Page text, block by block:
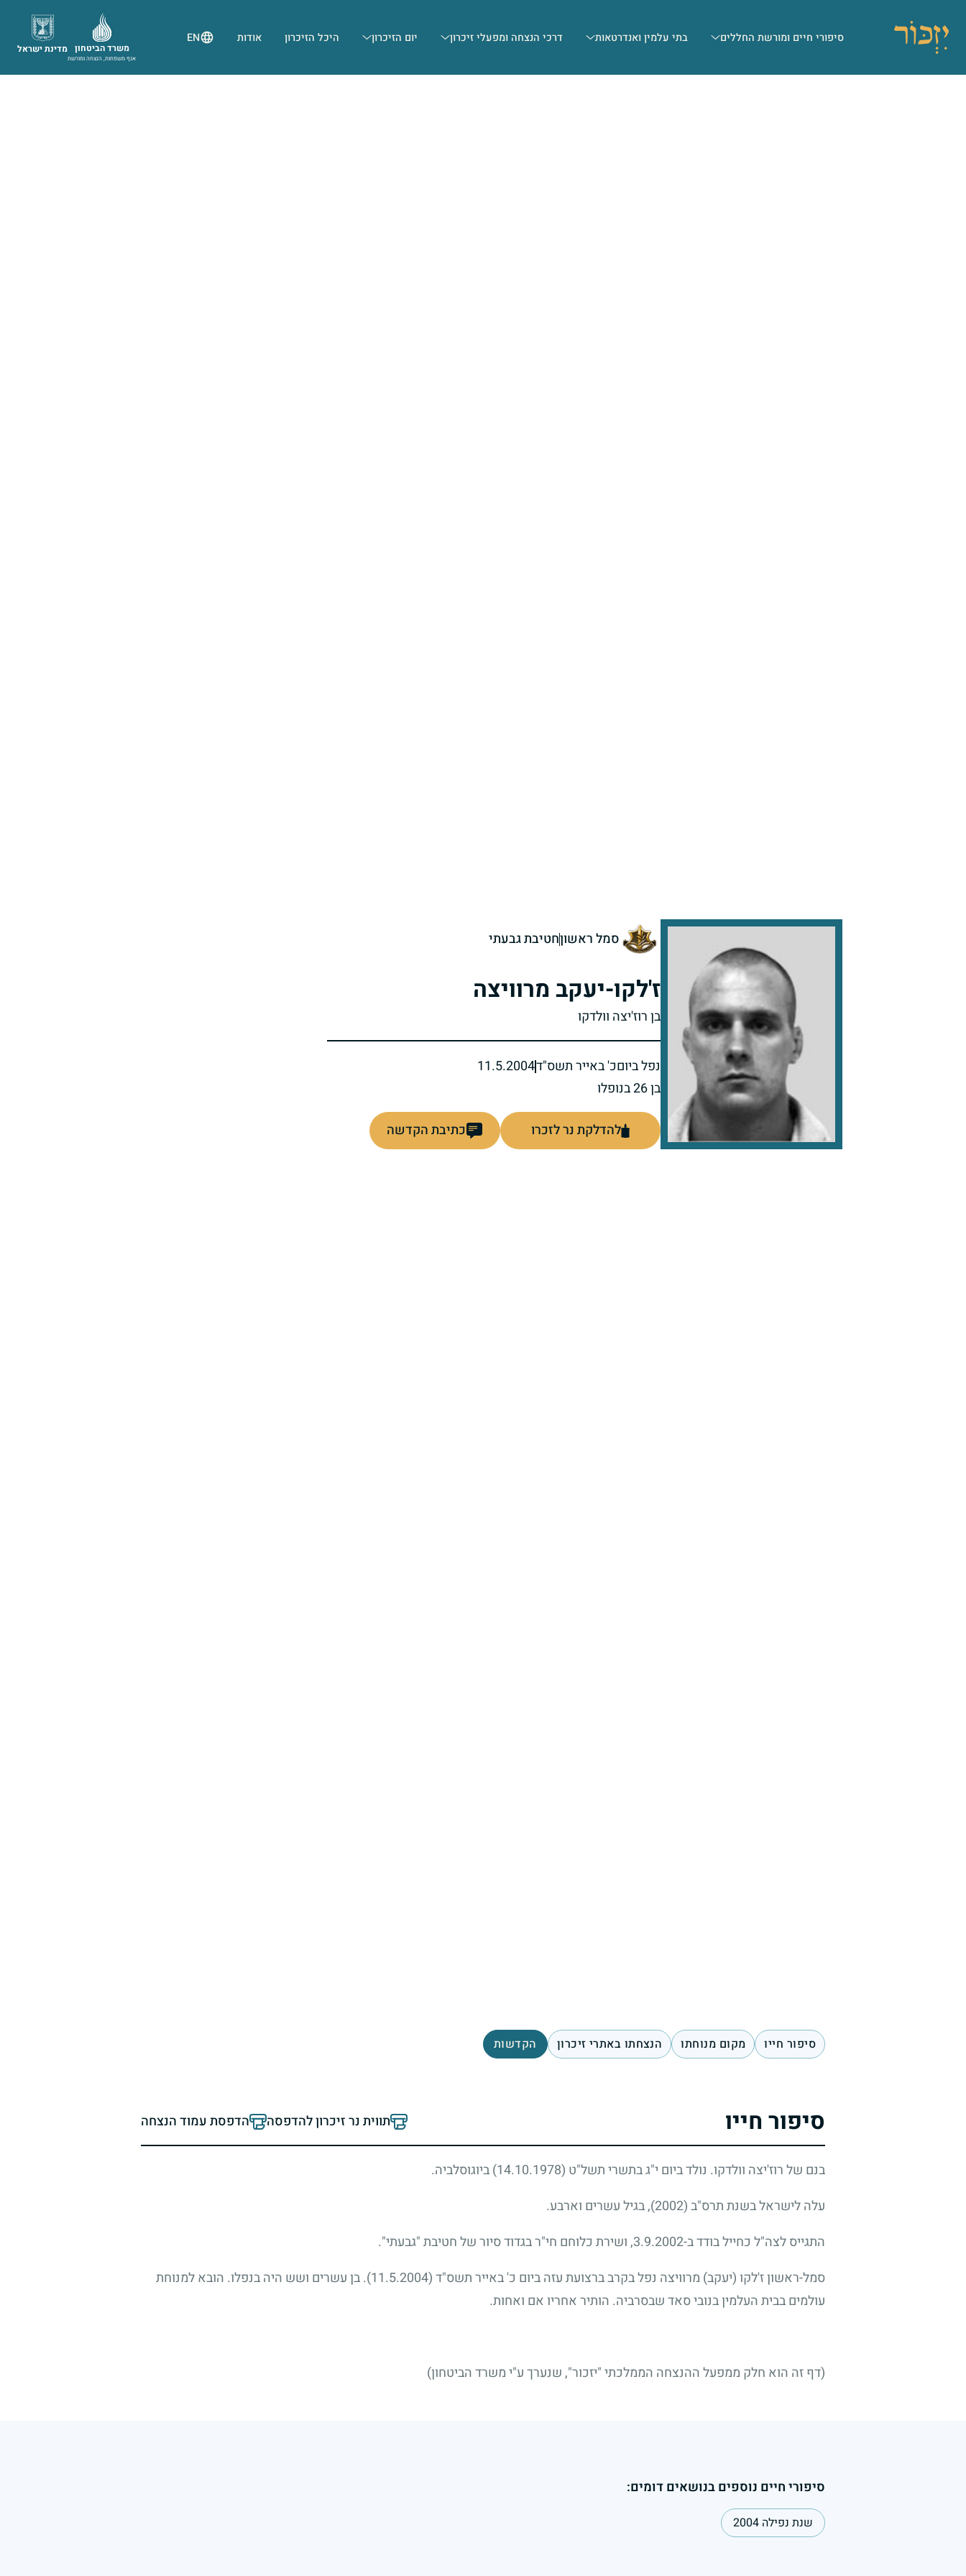
סיפורי חיים ומורשת החללים בתי עלמין ואנדרטאות דרכי הנצחה ומפעלי זיכרון יום הזיכרון היכל הזיכרון אודות EN
מדינת ישראל משרד הביטחון
אגף משפחות, הנצחה ומורשת
סמל ראשוןחטיבת גבעתי
ז'לקו-יעקב מרוויצה
בן רוז'יצה וולדקו
נפל ביוםכ' באייר תשס"ד11.5.2004
בן 26 בנופלו
להדלקת נר לזכרו כתיבת הקדשה
סיפור חייו מקום מנוחתו הנצחתו באתרי זיכרון הקדשות
סיפור חייו תווית נר זיכרון להדפסה הדפסת עמוד הנצחה
בנם של רוז'יצה וולדקו. נולד ביום י"ג בתשרי תשל"ט (14.10.1978) ביוגוסלביה.
עלה לישראל בשנת תרס"ב (2002), בגיל עשרים וארבע.
התגייס לצה"ל כחייל בודד ב-3.9.2002, ושירת כלוחם חי"ר בגדוד סיור של חטיבת "גבעתי".
סמל-ראשון ז'לקו (יעקב) מרוויצה נפל בקרב ברצועת עזה ביום כ' באייר תשס"ד (11.5.2004). בן עשרים ושש היה בנפלו. הובא למנוחת
עולמים בבית העלמין בנובי סאד שבסרביה. הותיר אחריו אם ואחות.
(דף זה הוא חלק ממפעל ההנצחה הממלכתי "יזכור", שנערך ע"י משרד הביטחון)
סיפורי חיים נוספים בנושאים דומים:
שנת נפילה 2004